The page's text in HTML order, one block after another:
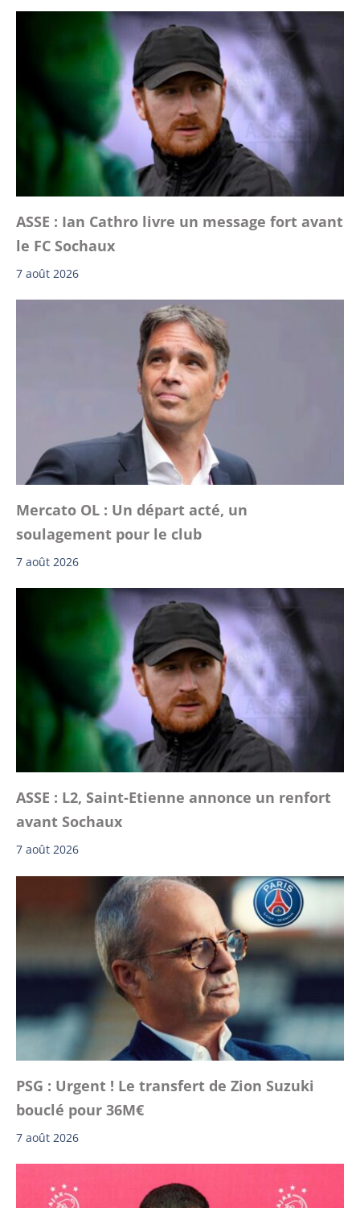
ASSE : Ian Cathro livre un message fort avant
le FC Sochaux
7 août 2026
Mercato OL : Un départ acté, un
soulagement pour le club
7 août 2026
ASSE : L2, Saint-Etienne annonce un renfort
avant Sochaux
7 août 2026
PSG : Urgent ! Le transfert de Zion Suzuki
bouclé pour 36M€
7 août 2026